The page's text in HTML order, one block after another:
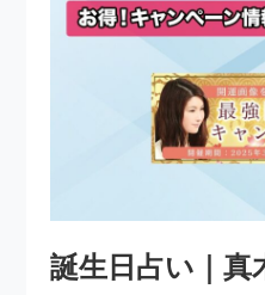
誕生日占い｜真